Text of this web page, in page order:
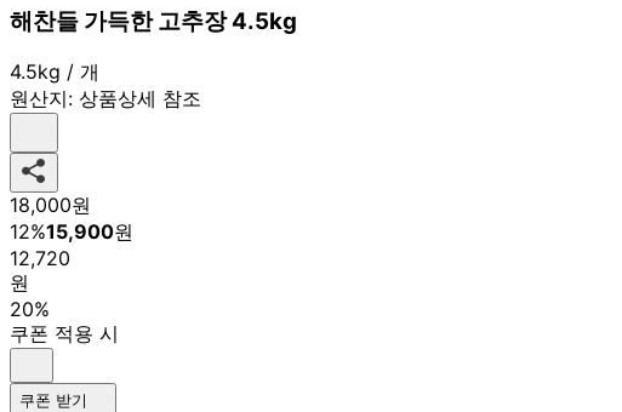
해찬들 가득한 고추장 4.5kg
4.5kg / 개
원산지: 상품상세 참조
18,000원
12%15,900원
12,720
원
20%
쿠폰 적용 시
쿠폰 받기